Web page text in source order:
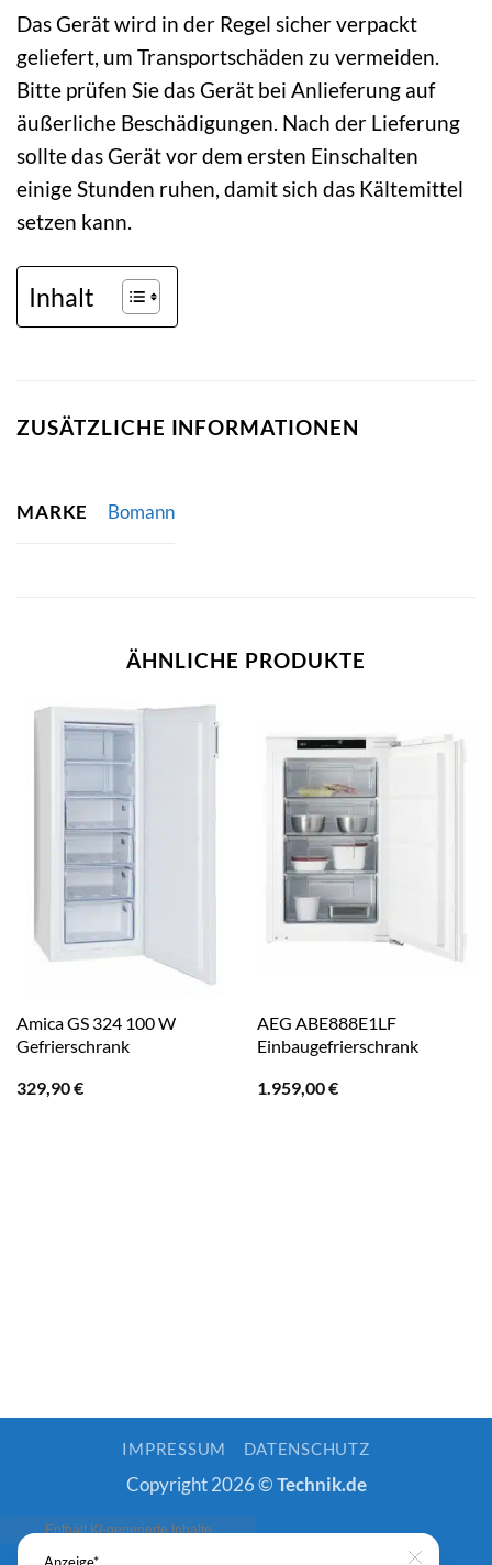
Das Gerät wird in der Regel sicher verpackt
geliefert, um Transportschäden zu vermeiden.
Bitte prüfen Sie das Gerät bei Anlieferung auf
äußerliche Beschädigungen. Nach der Lieferung
sollte das Gerät vor dem ersten Einschalten
einige Stunden ruhen, damit sich das Kältemittel
setzen kann.
Inhalt
ZUSÄTZLICHE INFORMATIONEN
MARKE Bomann
ÄHNLICHE PRODUKTE
Amica GS 324 100 W
Gefrierschrank
329,90€
AEG ABE888E1LF
Einbaugefrierschrank
1.959,00€
IMPRESSUM DATENSCHUTZ
Copyright 2026 ©Technik.de